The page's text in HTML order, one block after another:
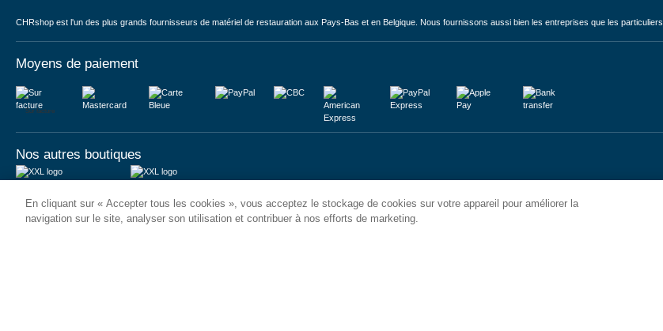
CHRshop est l'un des plus grands fournisseurs de matériel de restauration aux Pays-Bas et en Belgique. Nous fournissons aussi bien les entreprises que les particuliers.
Moyens de paiement
Sur facture
Nos autres boutiques
Königsborner Straße 26a
39175 Biederitz | Deutschland
Vrijheidweg 34
1521RR Wormerveer | Nederland
En cliquant sur « Accepter tous les cookies », vous acceptez le stockage de cookies sur votre appareil pour améliorer la
navigation sur le site, analyser son utilisation et contribuer à nos efforts de marketing.